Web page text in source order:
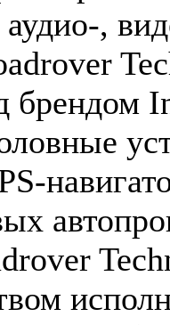
,
брендом